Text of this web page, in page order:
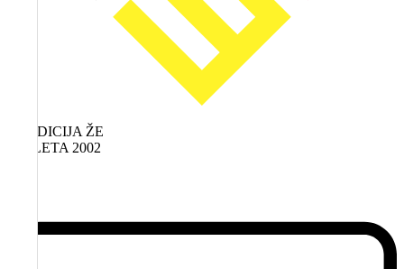
TRADICIJA ŽE
OD LETA 2002